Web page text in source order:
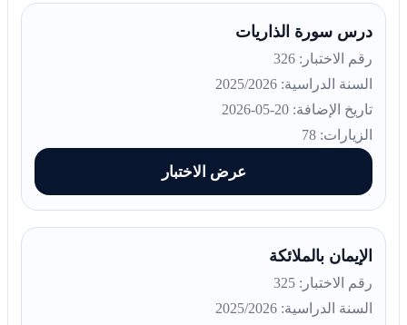
درس سورة الذاريات
رقم الاختبار: 326
السنة الدراسية: 2025/2026
تاريخ الإضافة: 20-05-2026
الزيارات: 78
عرض الاختبار
الإيمان بالملائكة
رقم الاختبار: 325
السنة الدراسية: 2025/2026